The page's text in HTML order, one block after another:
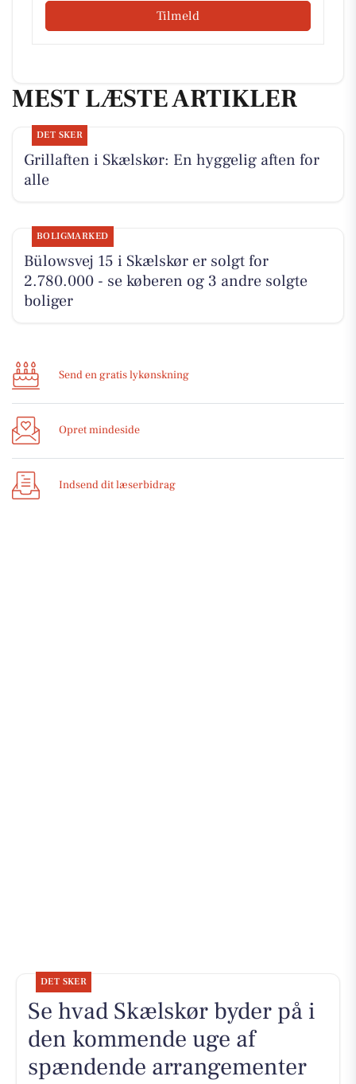
Tilmeld
MEST LÆSTE ARTIKLER
DET SKER
Grillaften i Skælskør: En hyggelig aften for
alle
BOLIGMARKED
Bülowsvej 15 i Skælskør er solgt for
2.780.000 - se køberen og 3 andre solgte
boliger
Send en gratis lykønskning
Opret mindeside
Indsend dit læserbidrag
DET SKER
Se hvad Skælskør byder på i
den kommende uge af
spændende arrangementer